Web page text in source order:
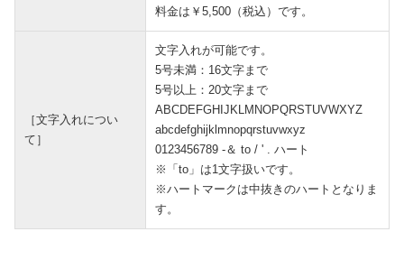
料金は￥5,500（税込）です。
［文字入れについ
て］
文字入れが可能です。
5号未満：16文字まで
5号以上：20文字まで
ABCDEFGHIJKLMNOPQRSTUVWXYZ
abcdefghijklmnopqrstuvwxyz
0123456789 -＆ to / ' . ハート
※「to」は1文字扱いです。
※ハートマークは中抜きのハートとなりま
す。